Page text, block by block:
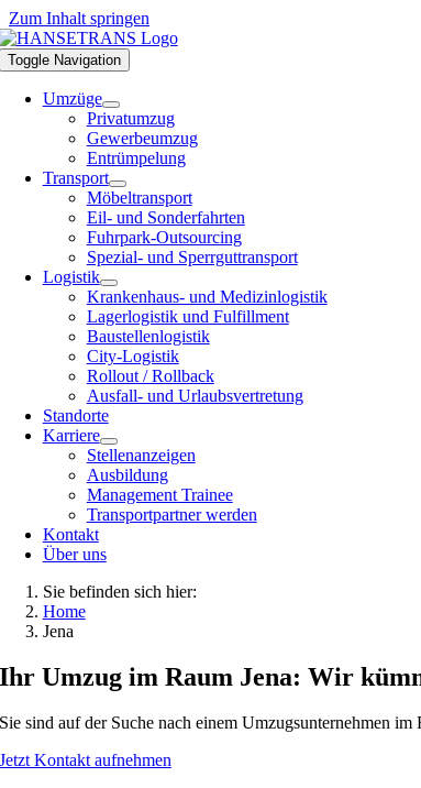
Zum Inhalt springen
Toggle Navigation
Umzüge
Privatumzug
Gewerbeumzug
Entrümpelung
Transport
Möbeltransport
Eil- und Sonderfahrten
Fuhrpark-Outsourcing
Spezial- und Sperrguttransport
Logistik
Krankenhaus- und Medizinlogistik
Lagerlogistik und Fulfillment
Baustellenlogistik
City-Logistik
Rollout / Rollback
Ausfall- und Urlaubsvertretung
Standorte
Karriere
Stellenanzeigen
Ausbildung
Management Trainee
Transportpartner werden
Kontakt
Über uns
Sie befinden sich hier:
Home
Jena
Umzug im Raum Jena: Wir
sind auf der Suche nach einem Umzugsunternehmen
Kontakt aufnehmen